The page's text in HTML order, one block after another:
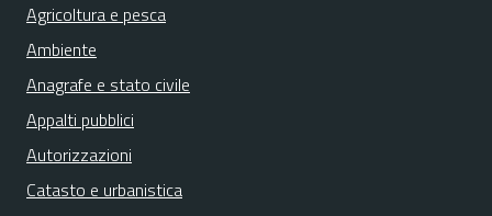
Agricoltura e pesca
Ambiente
Anagrafe e stato civile
Appalti pubblici
Autorizzazioni
Catasto e urbanistica